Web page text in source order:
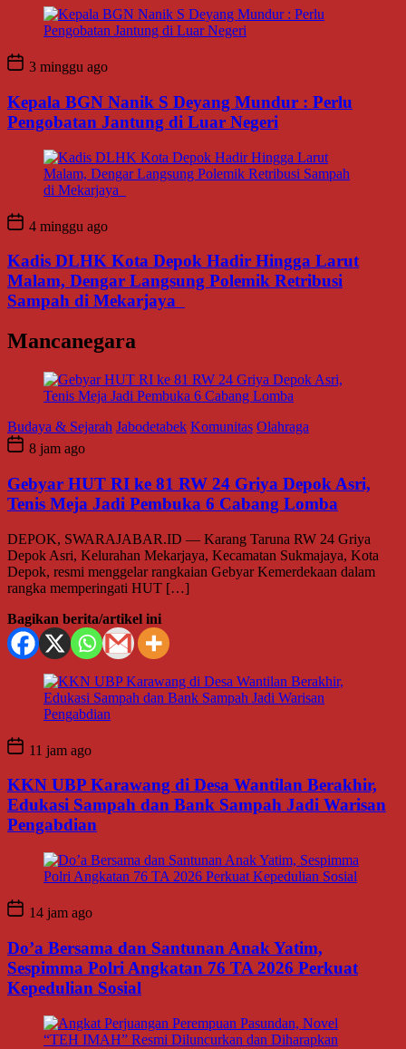
3 minggu ago
Kepala BGN Nanik S Deyang Mundur : Perlu
Pengobatan Jantung di Luar Negeri
4 minggu ago
Kadis DLHK Kota Depok Hadir Hingga Larut
Malam, Dengar Langsung Polemik Retribusi
Sampah di Mekarjaya
Mancanegara
Budaya & Sejarah Jabodetabek Komunitas Olahraga
8 jam ago
Gebyar HUT RI ke 81 RW 24 Griya Depok Asri,
Tenis Meja Jadi Pembuka 6 Cabang Lomba
DEPOK, SWARAJABAR.ID — Karang Taruna RW 24 Griya
Depok Asri, Kelurahan Mekarjaya, Kecamatan Sukmajaya, Kota
Depok, resmi menggelar rangkaian Gebyar Kemerdekaan dalam
rangka memperingati HUT […]
Bagikan berita/artikel ini
11 jam ago
KKN UBP Karawang di Desa Wantilan Berakhir,
Edukasi Sampah dan Bank Sampah Jadi Warisan
Pengabdian
14 jam ago
Do’a Bersama dan Santunan Anak Yatim,
Sespimma Polri Angkatan 76 TA 2026 Perkuat
Kepedulian Sosial